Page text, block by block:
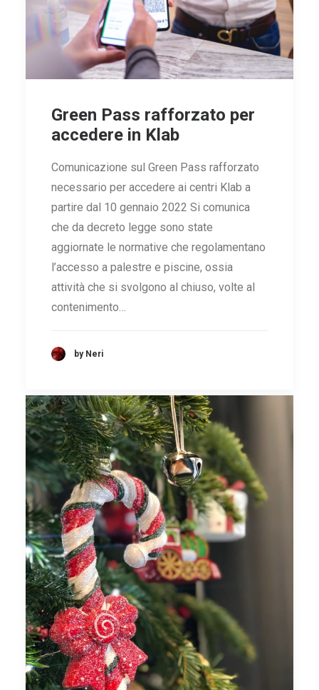
RICERCA
Green Pass rafforzato per
accedere in Klab
Comunicazione sul Green Pass rafforzato
necessario per accedere ai centri Klab a
partire dal 10 gennaio 2022 Si comunica
che da decreto legge sono state
aggiornate le normative che regolamentano
l’accesso a palestre e piscine, ossia
attività che si svolgono al chiuso, volte al
contenimento…
by Neri